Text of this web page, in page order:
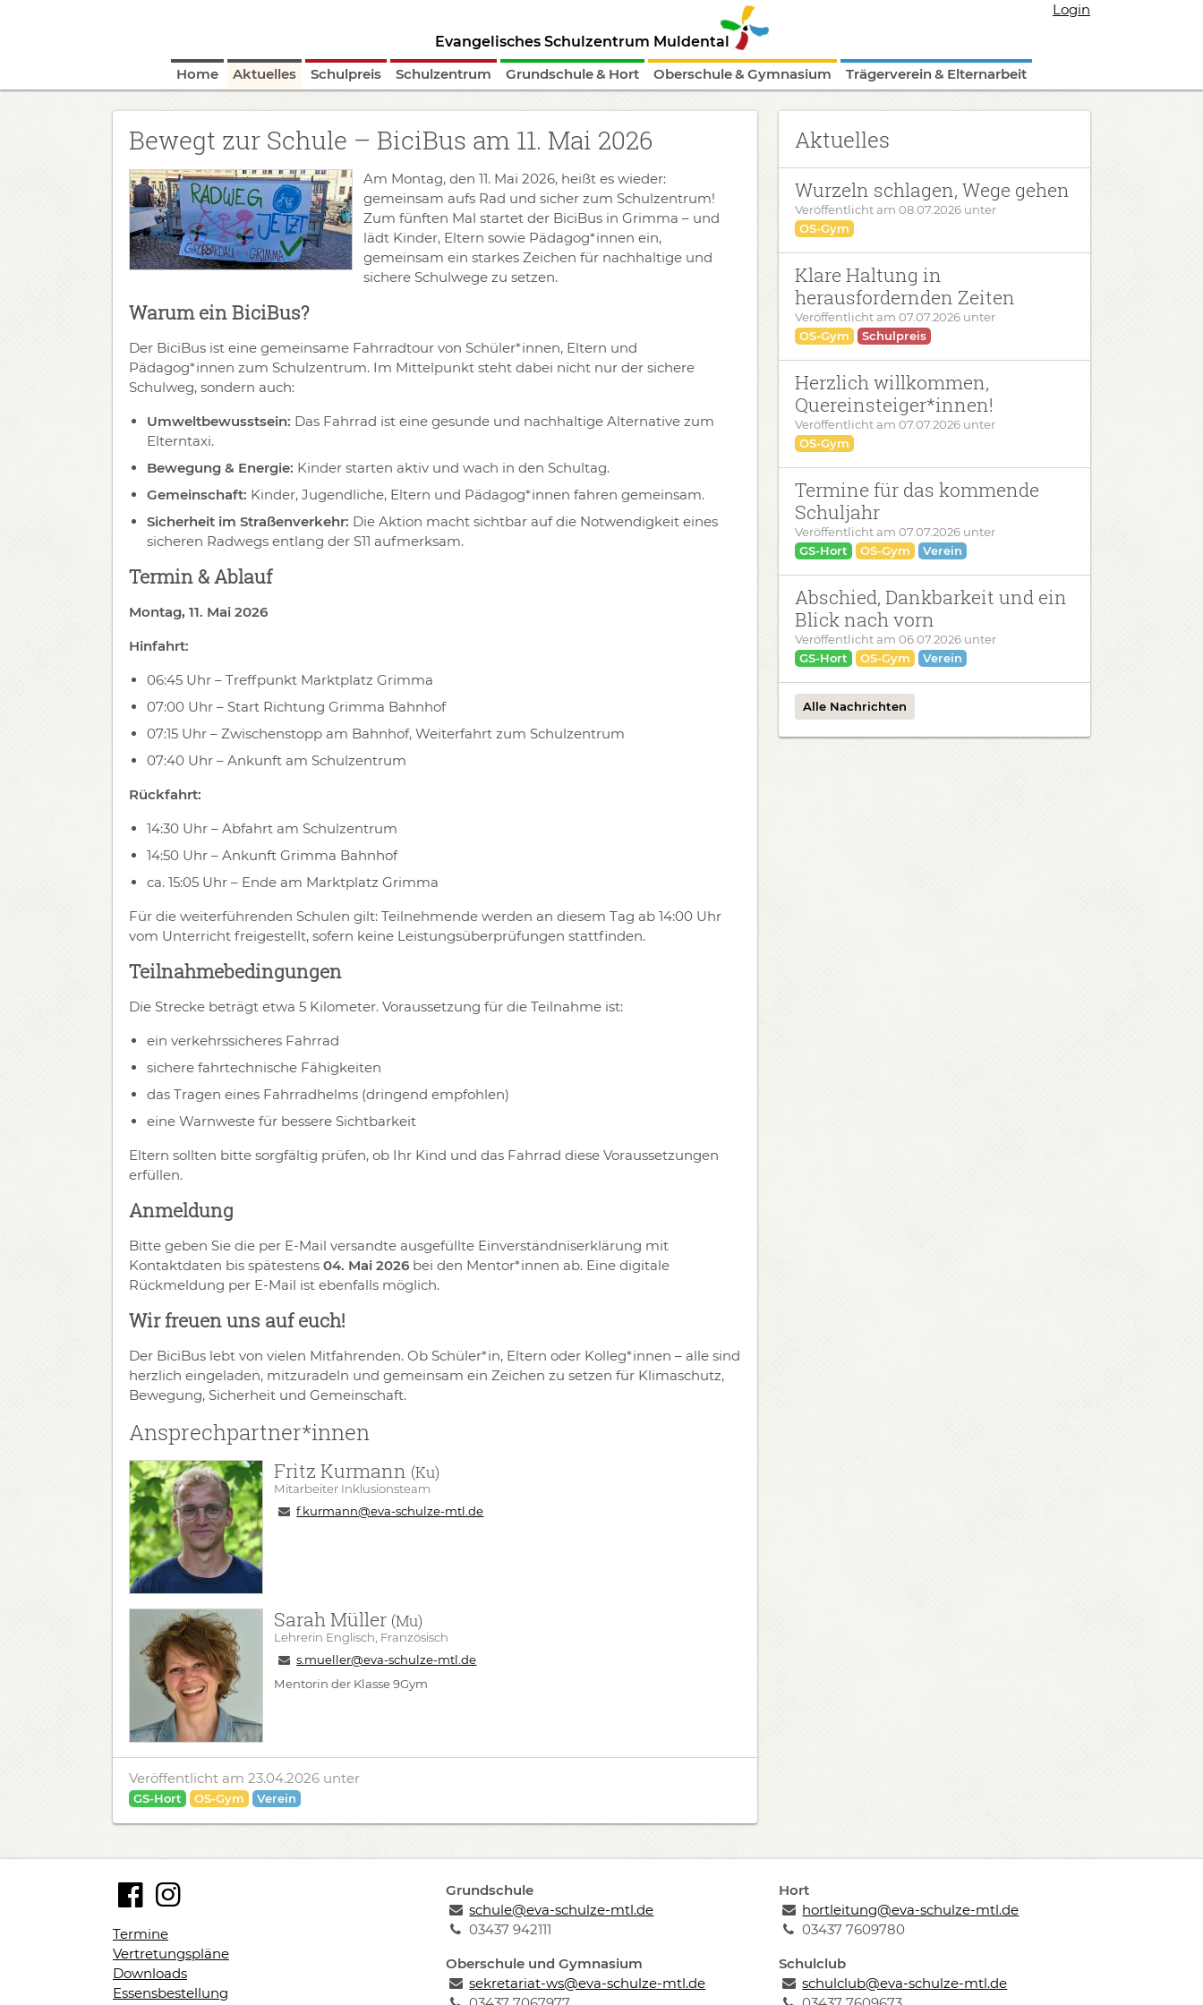
Evangelisches Schulzentrum Muldental
Login
Home Aktuelles Schulpreis Schulzentrum Grundschule & Hort Oberschule & Gymnasium Trägerverein & Elternarbeit
​Bewegt zur Schule – BiciBus am 11. Mai 2026
Am Montag, den 11. Mai 2026, heißt es wieder:
gemeinsam aufs Rad und sicher zum Schulzentrum!
Zum fünften Mal startet der BiciBus in Grimma – und
lädt Kinder, Eltern sowie Pädagog*innen ein,
gemeinsam ein starkes Zeichen für nachhaltige und
sichere Schulwege zu setzen.
Warum ein BiciBus?
Der BiciBus ist eine gemeinsame Fahrradtour von Schüler*innen, Eltern und
Pädagog*innen zum Schulzentrum. Im Mittelpunkt steht dabei nicht nur der sichere
Schulweg, sondern auch:
Umweltbewusstsein: Das Fahrrad ist eine gesunde und nachhaltige Alternative zum
Elterntaxi.
Bewegung & Energie: Kinder starten aktiv und wach in den Schultag.
Gemeinschaft: Kinder, Jugendliche, Eltern und Pädagog*innen fahren gemeinsam.
Sicherheit im Straßenverkehr: Die Aktion macht sichtbar auf die Notwendigkeit eines
sicheren Radwegs entlang der S11 aufmerksam.
Termin & Ablauf
Montag, 11. Mai 2026
Hinfahrt:
06:45 Uhr – Treffpunkt Marktplatz Grimma
07:00 Uhr – Start Richtung Grimma Bahnhof
07:15 Uhr – Zwischenstopp am Bahnhof, Weiterfahrt zum Schulzentrum
07:40 Uhr – Ankunft am Schulzentrum
Rückfahrt:
14:30 Uhr – Abfahrt am Schulzentrum
14:50 Uhr – Ankunft Grimma Bahnhof
ca. 15:05 Uhr – Ende am Marktplatz Grimma
Für die weiterführenden Schulen gilt: Teilnehmende werden an diesem Tag ab 14:00 Uhr
vom Unterricht freigestellt, sofern keine Leistungsüberprüfungen stattfinden.
Teilnahmebedingungen
Die Strecke beträgt etwa 5 Kilometer. Voraussetzung für die Teilnahme ist:
ein verkehrssicheres Fahrrad
sichere fahrtechnische Fähigkeiten
das Tragen eines Fahrradhelms (dringend empfohlen)
eine Warnweste für bessere Sichtbarkeit
Eltern sollten bitte sorgfältig prüfen, ob Ihr Kind und das Fahrrad diese Voraussetzungen
erfüllen.
Anmeldung
Bitte geben Sie die per E-Mail versandte ausgefüllte Einverständniserklärung mit
Kontaktdaten bis spätestens 04. Mai 2026 bei den Mentor*innen ab. Eine digitale
Rückmeldung per E-Mail ist ebenfalls möglich.
Wir freuen uns auf euch!
Der BiciBus lebt von vielen Mitfahrenden. Ob Schüler*in, Eltern oder Kolleg*innen – alle sind
herzlich eingeladen, mitzuradeln und gemeinsam ein Zeichen zu setzen für Klimaschutz,
Bewegung, Sicherheit und Gemeinschaft.
Ansprechpartner*innen
Fritz Kurmann (Ku)
Mitarbeiter Inklusionsteam
f.kurmann@eva-schulze-mtl.de
Sarah Müller (Mu)
Lehrerin Englisch, Französisch
s.mueller@eva-schulze-mtl.de
Mentorin der Klasse 9Gym
Veröffentlicht am 23.04.2026 unter
GS-Hort OS-Gym Verein
Aktuelles
Wurzeln schlagen, Wege gehen
Veröffentlicht am 08.07.2026 unter
OS-Gym
Klare Haltung in
herausfordernden Zeiten
Veröffentlicht am 07.07.2026 unter
OS-Gym
Schulpreis
Herzlich willkommen,
Quereinsteiger*innen!
Veröffentlicht am 07.07.2026 unter
OS-Gym
Termine für das kommende
Schuljahr
Veröffentlicht am 07.07.2026 unter
GS-Hort
OS-Gym Verein
Abschied, Dankbarkeit und ein
Blick nach vorn
Veröffentlicht am 06.07.2026 unter
GS-Hort
OS-Gym Verein
Alle Nachrichten
Termine
Vertretungspläne
Downloads
Essensbestellung
Grundschule
schule@eva-schulze-mtl.de
03437 942111
Oberschule und Gymnasium
sekretariat-ws@eva-schulze-mtl.de
Hort
hortleitung@eva-schulze-mtl.de
03437 7609780
Schulclub
schulclub@eva-schulze-mtl.de